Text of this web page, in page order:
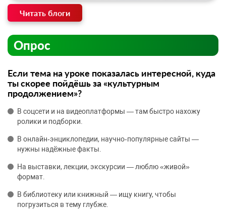
Читать блоги
Опрос
Если тема на уроке показалась интересной, куда
ты скорее пойдёшь за «культурным
продолжением»?
В соцсети и на видеоплатформы — там быстро нахожу
ролики и подборки.
В онлайн‑энциклопедии, научно‑популярные сайты —
нужны надёжные факты.
На выставки, лекции, экскурсии — люблю «живой»
формат.
В библиотеку или книжный — ищу книгу, чтобы
погрузиться в тему глубже.